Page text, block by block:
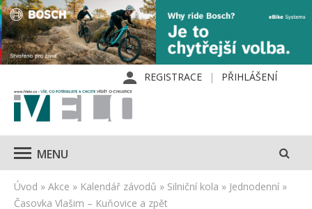
REGISTRACE PŘIHLÁŠENÍ
MENU
Úvod » Akce » Kalendář závodů » Silniční kola » Jednodenní »
Časovka Vlašim – Kuňovice a zpět